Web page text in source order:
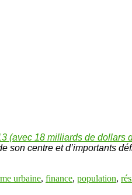
(avec 18 milliards de dollars
centre et d’importants
urbaine, finance, population,